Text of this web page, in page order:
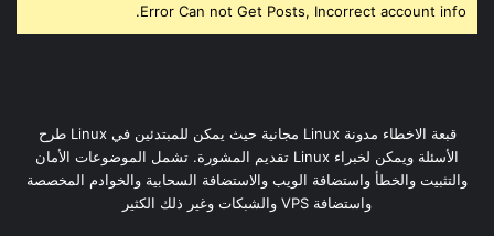
Error Can not Get Posts, Incorrect account info.
قبعة الاخطاء مدونة Linux مجانية حيث يمكن للمبتدئين في Linux طرح
الأسئلة ويمكن لخبراء Linux تقديم المشورة. تشمل الموضوعات الأمان
والتثبيت والخطأ واستضافة الويب والاستضافة السحابية والخوادم المخصصة
واستضافة VPS والشبكات وغير ذلك الكثير